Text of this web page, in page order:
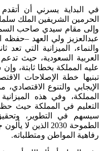
​​في البداية يسرني أن أتقدم
الحرمين الشريفين الملك
وإلى مقام سيدي صاحب
عبدالعزيز ولي العهد –حفظه
والنماء، الميزانية التي
العربية السعودية، حيث
عليه المملكة بخطا ثابتة،
تبنيها خطة الإصلاحات
الإيجابي والتنوع
المملكة، وفي هذه
التعليم في المملكة حيث
سيسهم في التطوير،
الطموحة 2030
رفاهية المواطن ومتطلباته.